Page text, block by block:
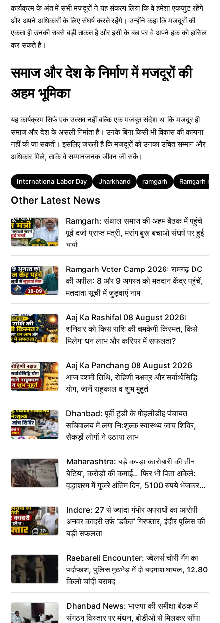
कार्यक्रम के अंत में सभी मजदूरों ने यह संकल्प लिया कि वे हमेशा एकजुट रहेंगे
और अपने अधिकारों के लिए संघर्ष करते रहेंगे। उन्होंने कहा कि मजदूरों की
एकता ही उनकी सबसे बड़ी ताकत है और इसी के बल पर वे अपने हक को हासिल
कर सकते हैं।
समाज और देश के निर्माण में मजदूरों की
अहम भूमिका
यह कार्यक्रम सिर्फ एक उत्सव नहीं बल्कि एक मजबूत संदेश था कि मजदूर ही
समाज और देश के असली निर्माता हैं। उनके बिना किसी भी विकास की कल्पना
नहीं की जा सकती। इसलिए जरूरी है कि मजदूरों को उनका उचित सम्मान और
अधिकार मिले, ताकि वे सम्मानजनक जीवन जी सकें।
Tags
International Labor Day Jharkhand ramgarh Ramgarh
Other Latest News
Ramgarh: संथाल समाज की अहम बैठक में पहुंचे
पूर्व दर्जा प्राप्त मंत्री, मरांग बुरू बचाओ संघर्ष पर हुई
चर्चा
Ramgarh Voter Camp 2026: रामगढ़ DC
की अपील: 8 और 9 अगस्त को मतदान केंद्र पहुंचें,
मतदाता सूची में जुड़वाएं नाम
Aaj Ka Rashifal 08 August 2026:
शनिवार को किस राशि की चमकेगी किस्मत, किसे
मिलेगा धन लाभ और करियर में सफलता?
Aaj Ka Panchang 08 August 2026:
आज दशमी तिथि, रोहिणी नक्षत्र और सर्वार्थसिद्धि
योग, जानें राहुकाल व शुभ मुहूर्त
Dhanbad: पूर्वी टुंडी के मोहलीडीह पंचायत
सचिवालय में लगा निःशुल्क स्वास्थ्य जांच शिविर,
सैकड़ों लोगों ने उठाया लाभ
Maharashtra: बड़े कपड़ा कारोबारी की तीन
बेटियां, करोड़ों की कमाई… फिर भी पिता अकेले:
वृद्धाश्रम में गुजरे अंतिम दिन, 5100 रुपये भेजकर
कहा– अंतिम संस्कार कर दीजिए हम नहीं आ पाएंगे
Indore: 27 से ज्यादा गंभीर अपराधों का आरोपी
अनवर कादरी उर्फ ‘डकैत’ गिरफ्तार, इंदौर पुलिस की
बड़ी सफलता
Raebareli Encounter: ज्वेलर्स चोरी गैंग का
पर्दाफाश, पुलिस मुठभेड़ में दो बदमाश घायल, 12.80
किलो चांदी बरामद
Dhanbad News: भाजपा की समीक्षा बैठक में
संगठन विस्तार पर मंथन, बीडीओ से मिलकर सौंपा